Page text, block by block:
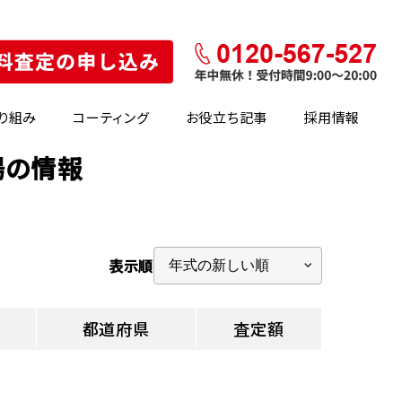
組み コーティング お役立ち記事 採用情報
情報
表示順
都道府県 査定額